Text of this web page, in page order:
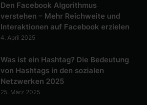
Den Facebook Algorithmus
verstehen – Mehr Reichweite und
Interaktionen auf Facebook erzielen
4. April 2025
Was ist ein Hashtag? Die Bedeutung
von Hashtags in den sozialen
Netzwerken 2025
25. März 2025